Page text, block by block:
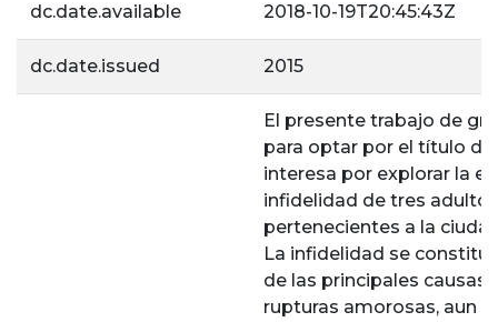
dc.date.available 2018-10-19T20:45:43Z
dc.date.issued 2015
El presente trabajo de
para optar por el título de
interesa por explorar la
infidelidad de tres
pertenecientes a la
La infidelidad se
de las principales causas
rupturas amorosas, aun